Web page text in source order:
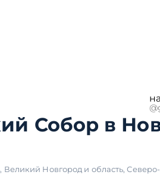
Собор в
, Великий Новгород и область,